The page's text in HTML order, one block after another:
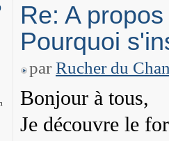
Re: A
Pourquoi
par Rucher du
Bonjour à tous,
Je découvre le